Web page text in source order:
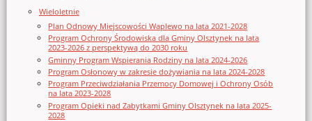
Wieloletnie
Plan Odnowy Miejscowości Waplewo na lata 2021-2028
Program Ochrony Środowiska dla Gminy Olsztynek na lata
2023-2026 z perspektywą do 2030 roku
Gminny Program Wspierania Rodziny na lata 2024-2026
Program Osłonowy w zakresie dożywiania na lata 2024-2028
Program Przeciwdziałania Przemocy Domowej i Ochrony Osób
na lata 2023-2028
Program Opieki nad Zabytkami Gminy Olsztynek na lata 2025-
2028